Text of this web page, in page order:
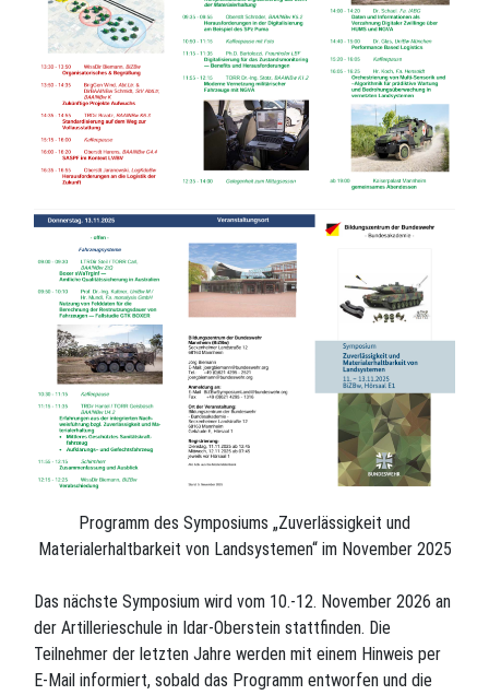
Programm des Symposiums „Zuverlässigkeit und
Materialerhaltbarkeit von Landsystemen“ im November 2025
Das nächste Symposium wird vom 10.-12. November 2026 an
der Artillerieschule in Idar-Oberstein stattfinden. Die
Teilnehmer der letzten Jahre werden mit einem Hinweis per
E-Mail informiert, sobald das Programm entworfen und die